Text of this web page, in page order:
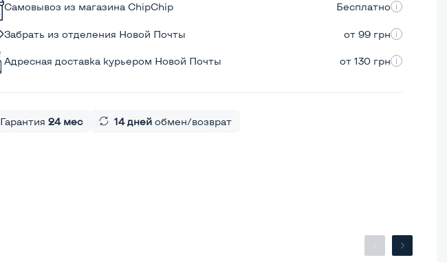
Самовывоз из магазина ChipChip Бесплатно
Забрать из отделения Новой Почты от 99 грн
Адресная доставка курьером Новой Почты от 130 грн
Гарантия 24 мес 14 днейобмен/возврат